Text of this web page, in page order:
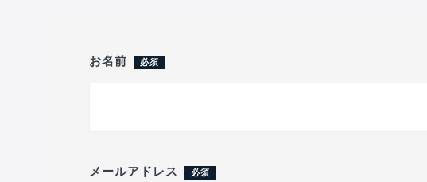
お名前 必須
メールアドレス 必須